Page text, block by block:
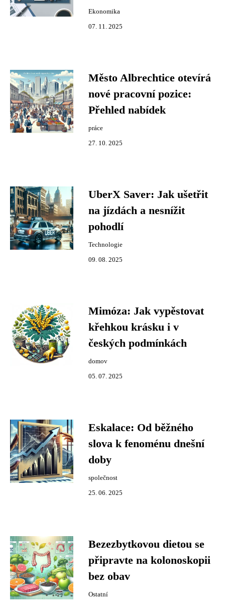
Ekonomika
07. 11. 2025
Město Albrechtice otevírá
nové pracovní pozice:
Přehled nabídek
práce
27. 10. 2025
UberX Saver: Jak ušetřit
na jízdách a nesnížit
pohodlí
Technologie
09. 08. 2025
Mimóza: Jak vypěstovat
křehkou krásku i v
českých podmínkách
domov
05. 07. 2025
Eskalace: Od běžného
slova k fenoménu dnešní
doby
společnost
25. 06. 2025
Bezezbytkovou dietou se
připravte na kolonoskopii
bez obav
Ostatní